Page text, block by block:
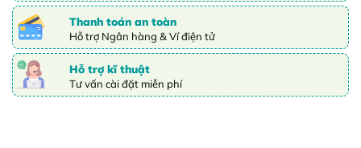
Thanh toán an toàn
Hỗ trợ Ngân hàng & Ví điện tử
Hỗ trợ kĩ thuật
Tư vấn cài đặt miễn phí